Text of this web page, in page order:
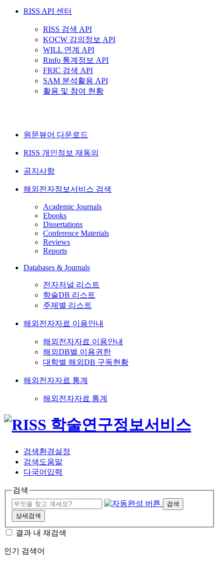
RISS API 센터
RISS 검색 API
KOCW 강의정보 API
WILL 연계 API
Rinfo 통계정보 API
FRIC 검색 API
SAM 분석활용 API
활용 및 참여 현황
원문뷰어 다운로드
RISS 개인정보 재동의
공지사항
해외전자정보서비스 검색
Academic Journals
Ebooks
Dissertations
Conference Materials
Reviews
Reports
Databases & Journals
전자저널 리스트
학술DB 리스트
주제별 리스트
해외전자자료 이용안내
해외전자자료 이용안내
해외DB별 이용권한
대학별 해외DB 구독현황
해외전자자료 통계
해외전자자료 통계
검색환경설정
검색도움말
다국어입력
검색
검색
상세검색
결과 내 재검색
인기 검색어